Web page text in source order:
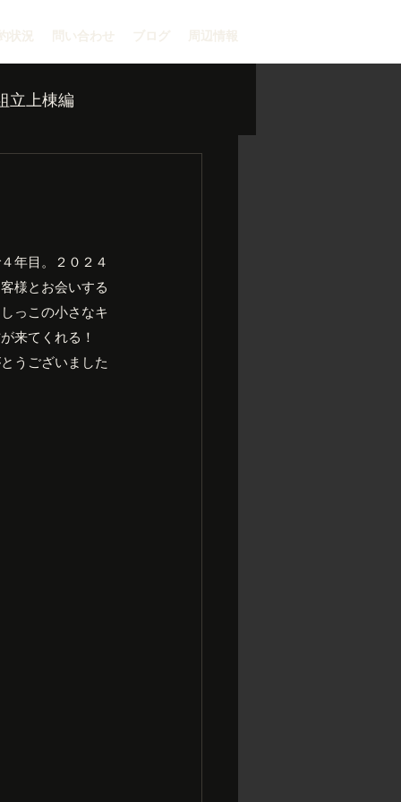
状況 問い合わせ ブログ 周辺情報
立上棟編
年目。２０２４
様とお会いする
っこの小さなキ
来てくれる！
うございました